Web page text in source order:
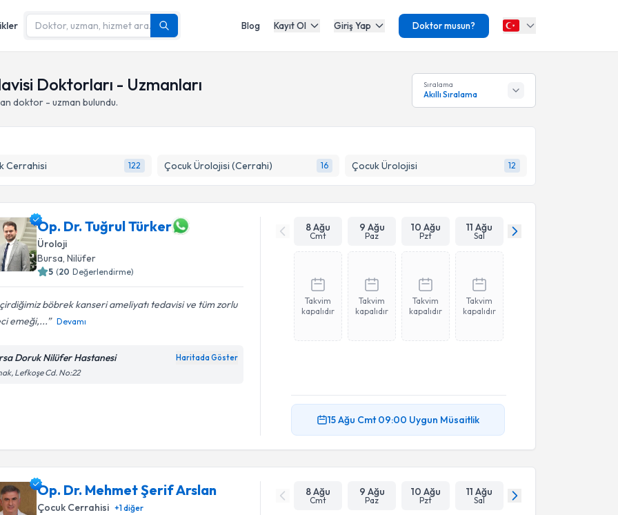
Blog Kayıt Ol Giriş Yap Doktor musun?
Doktorları - Uzmanları
doktor - uzman bulundu.
Sıralama
Akıllı Sıralama
Cerrahisi 122 Çocuk Ürolojisi (Cerrahi) 16 Çocuk Ürolojisi 12
Op. Dr. Tuğrul Türker
Üroloji
Bursa,Nilüfer
5 (20 Değerlendirme)
böbrek kanseri ameliyatı tedavisi ve tüm zorlu
emeği,...
Devamı
Doruk Nilüfer Hastanesi Haritada Göster
Lefkoşe Cd. No:22
8 Ağu
Cmt
9 Ağu
Paz
10 Ağu
Pzt
11 Ağu
Sal
Takvim
kapalıdır
Takvim
kapalıdır
Takvim
kapalıdır
Takvim
kapalıdır
15 Ağu Cmt 09:00 Uygun Müsaitlik
Op. Dr. Mehmet Şerif Arslan
Çocuk Cerrahisi +1diğer
8 Ağu
Cmt
9 Ağu
Paz
10 Ağu
Pzt
11 Ağu
Sal